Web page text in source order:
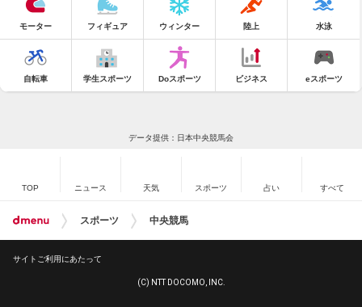
モーター フィギュア ウィンター 陸上 水泳
自転車 学生スポーツ Doスポーツ ビジネス eスポーツ
データ提供：日本中央競馬会
TOP ニュース 天気 スポーツ 占い すべて
スポーツ 中央競馬
サイトご利用にあたって
(C) NTT DOCOMO, INC.